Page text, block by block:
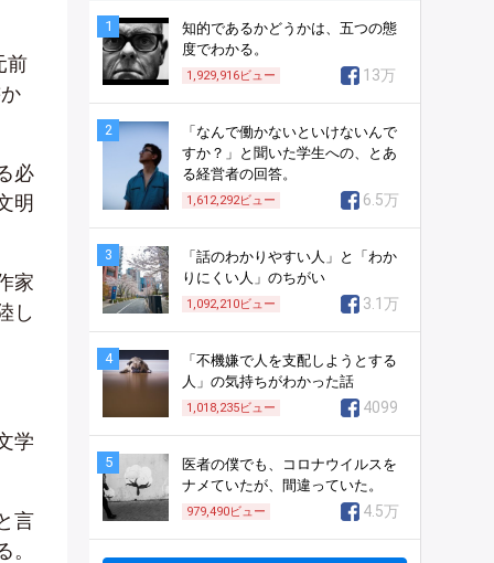
前
必
明
家
し
学
言
1
知的であるかどうかは、五つの態
度でわかる。
1,929,916ビュー 13万
2
「なんで働かないといけないんで
すか？」と聞いた学生への、とあ
る経営者の回答。
1,612,292ビュー 6.5万
3
「話のわかりやすい人」と「わか
りにくい人」のちがい
1,092,210ビュー 3.1万
4
「不機嫌で人を支配しようとする
人」の気持ちがわかった話
1,018,235ビュー 4099
5
医者の僕でも、コロナウイルスを
ナメていたが、間違っていた。
979,490ビュー 4.5万